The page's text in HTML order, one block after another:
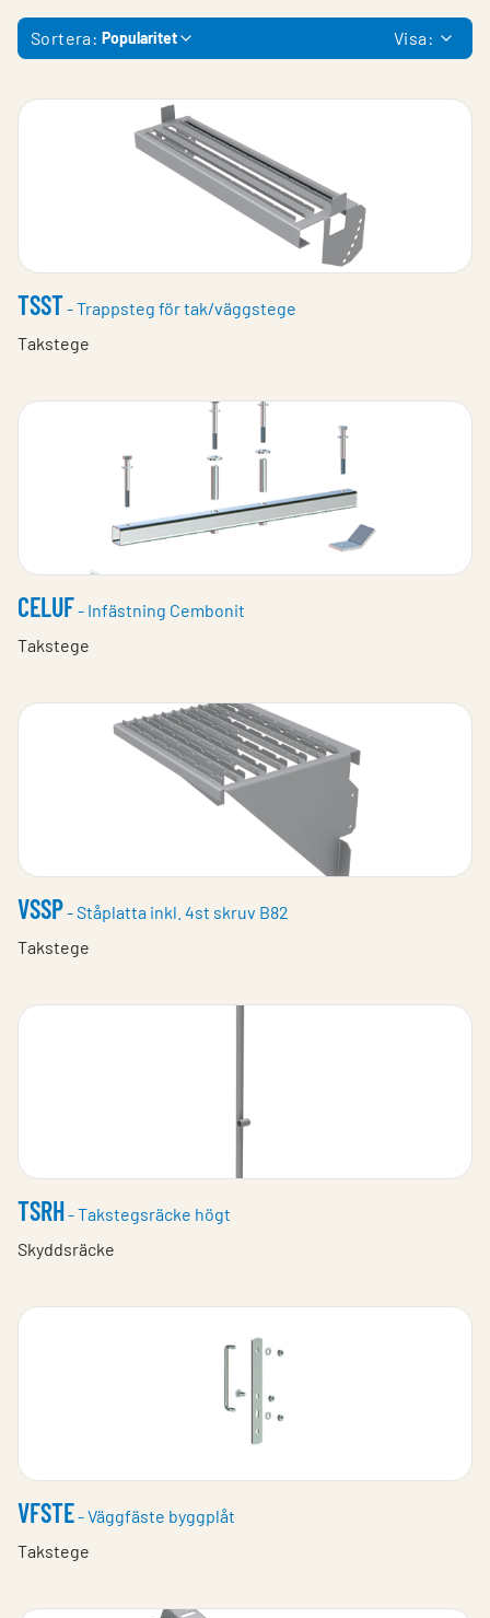
Sortera: Popularitet Visa:
TSST- Trappsteg för tak/väggstege
Takstege
CELUF- Infästning Cembonit
Takstege
VSSP- Ståplatta inkl. 4st skruv B82
Takstege
TSRH- Takstegsräcke högt
Skyddsräcke
VFSTE- Väggfäste byggplåt
Takstege